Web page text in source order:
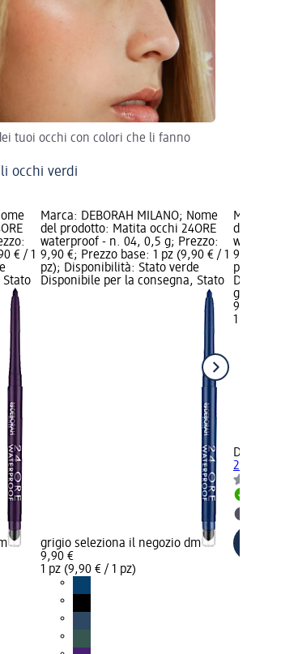
tuoi occhi con colori che li fanno
occhi verdi
€ / 1
Stato
Marca: DEBORAH MILANO; Nome
del prodotto: Matita occhi 24ORE
waterproof - n. 04, 0,5 g; Prezzo:
9,90 €; Prezzo base: 1 pz (9,90 € / 1
pz); Disponibilità: Stato verde
Disponibile per la consegna, Stato
grigio seleziona il negozio dm
9,90 €
1 pz (9,90 € / 1 pz)
Marca:
del
waterproof
9,90 €;
pz);
Disponibile
grigio
9,90 €
1 pz (9,90 €
DEBORAH
24ORE